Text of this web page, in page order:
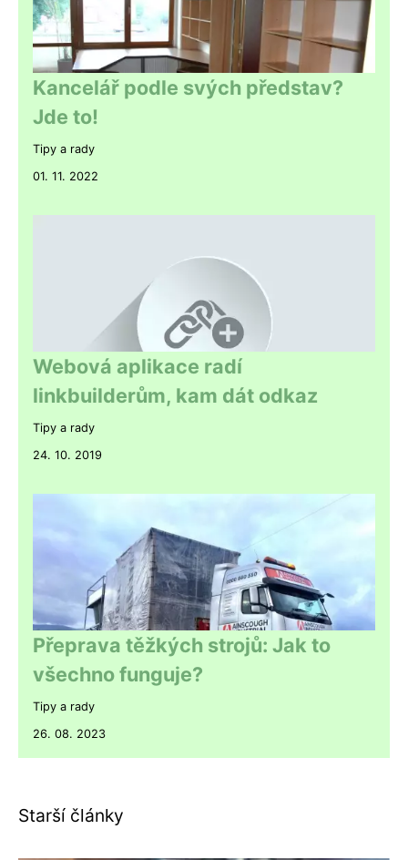
Kancelář podle svých představ?
Jde to!
Tipy a rady
01. 11. 2022
Webová aplikace radí
linkbuilderům, kam dát odkaz
Tipy a rady
24. 10. 2019
Přeprava těžkých strojů: Jak to
všechno funguje?
Tipy a rady
26. 08. 2023
Starší články